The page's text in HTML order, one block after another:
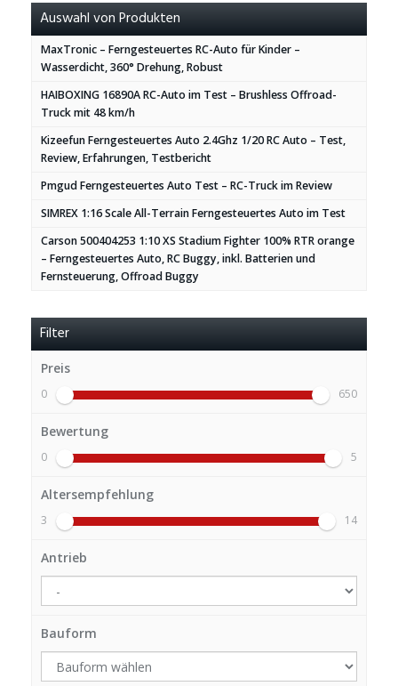
Auswahl von Produkten
MaxTronic – Ferngesteuertes RC-Auto für Kinder –
Wasserdicht, 360° Drehung, Robust
HAIBOXING 16890A RC-Auto im Test – Brushless Offroad-
Truck mit 48 km/h
Kizeefun Ferngesteuertes Auto 2.4Ghz 1/20 RC Auto – Test,
Review, Erfahrungen, Testbericht
Pmgud Ferngesteuertes Auto Test – RC-Truck im Review
SIMREX 1:16 Scale All-Terrain Ferngesteuertes Auto im Test
Carson 500404253 1:10 XS Stadium Fighter 100% RTR orange
– Ferngesteuertes Auto, RC Buggy, inkl. Batterien und
Fernsteuerung, Offroad Buggy
Filter
Preis
0 650
Bewertung
0 5
Altersempfehlung
3 14
Antrieb
Bauform